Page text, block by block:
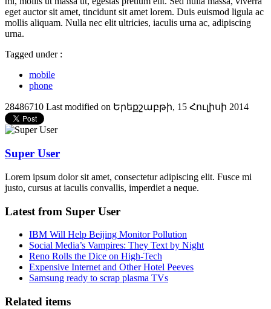
eget auctor sit amet, tincidunt sit amet lorem. Duis euismod ligula ac
mollis aliquam. Nulla nec elit ultricies, iaculis urna ac, adipiscing
urna.
Tagged under :
mobile
phone
28486710 Last modified on Երեքշաբթի, 15 Հուլիսի 2014
Super User
Lorem ipsum dolor sit amet, consectetur adipiscing elit. Fusce mi
justo, cursus at iaculis convallis, imperdiet a neque.
Latest from Super User
IBM Will Help Beijing Monitor Pollution
Social Media’s Vampires: They Text by Night
Reno Rolls the Dice on High-Tech
Expensive Internet and Other Hotel Peeves
Samsung ready to scrap plasma TVs
Related items